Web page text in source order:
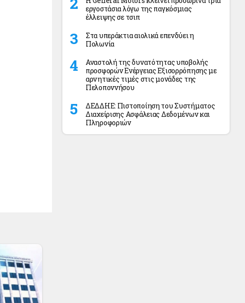
εργοστάσια λόγω της παγκόσμιας
έλλειψης σε τσιπ
Στα υπεράκτια αιολικά επενδύει η
Πολωνία
Αναστολή της δυνατότητας υποβολής
προσφορών Ενέργειας Εξισορρόπησης με
αρνητικές τιμές στις μονάδες της
Πελοποννήσου
ΔΕΔΔΗΕ: Πιστοποίηση του Συστήματος
Διαχείρισης Ασφάλειας Δεδομένων και
Πληροφοριών